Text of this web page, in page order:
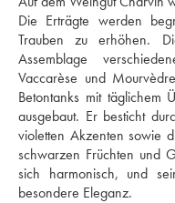
Die Erträgte werden
Trauben zu erhöhen.
Assemblage
Vaccarèse und
Betontanks mit
ausgebaut. Er besticht
violetten Akzenten sowie
schwarzen Früchten und
sich harmonisch, und
besondere Eleganz.